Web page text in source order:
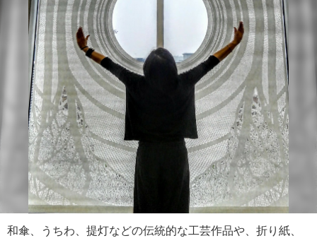
和傘、うちわ、提灯などの伝統的な工芸作品や、折り紙、